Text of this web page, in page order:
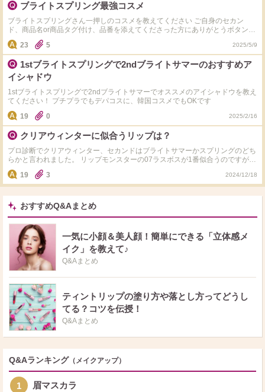
ブライトスプリング最強コスメ
ブライトスプリングさん一押しのコスメを教えてください ご自身のセカン
ド、商品名or商品タグ付け、品番を添えてくださった方にありがとうボタンを
押していきます ちなみにわたしは春夏ブライトで、B IDOLの01こなれ
beige、ウォンジョンヨの04リコッタピーチ、デュカートの02ポピーオレンジ
がお気に入りです
23 5 2025/5/9
1stブライトスプリングで2ndブライトサマーのおすすめア
イシャドウ
1stブライトスプリングで2ndブライトサマーでオススメのアイシャドウを教え
てください！ プチプラでもデパコスに、韓国コスメでもOKです
19
0 2025/2/16
クリアウィンターに似合うリップは？
プロ診断でクリアウィンター、セカンドはブライトサマーかスプリングのどち
らかと言われました。 リップモンスターの07ラスボスが1番似合うのですが、
似たようなリップ(特にデパコス)はありますか？ ビビッドすぎたり、青みが強
すぎるカラーはあまりにあわず、ニュートラル寄りのようです。 ピンクレッ
ドなカラーを中心に、おすすめがあれば教えてください！
19 3 2024/12/18
おすすめQ&Aまとめ
一気に小顔＆美人顔！簡単にできる「立体感メ
イク」を教えて♪
Q&Aまとめ
ティントリップの塗り方や落とし方ってどうし
てる？コツを伝授！
Q&Aまとめ
Q&Aランキング （メイクアップ）
1 眉マスカラ